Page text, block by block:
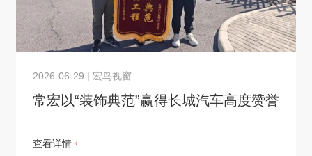
2026-06-29 | 宏鸟视窗
常宏以“装饰典范”赢得长城汽车高度赞誉
查看详情